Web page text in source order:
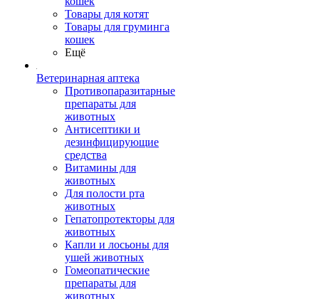
Товары для котят
Товары для груминга
кошек
Ещё
Ветеринарная аптека
Противопаразитарные
препараты для
животных
Антисептики и
дезинфицирующие
средства
Витамины для
животных
Для полости рта
животных
Гепатопротекторы для
животных
Капли и лосьоны для
ушей животных
Гомеопатические
препараты для
животных